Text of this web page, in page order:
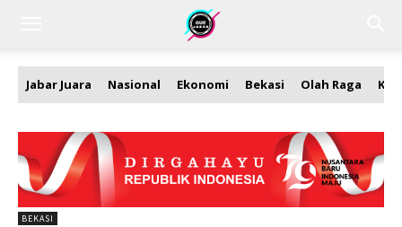
Jabar Juara Nasional Ekonomi Bekasi Olah Raga
BEKASI